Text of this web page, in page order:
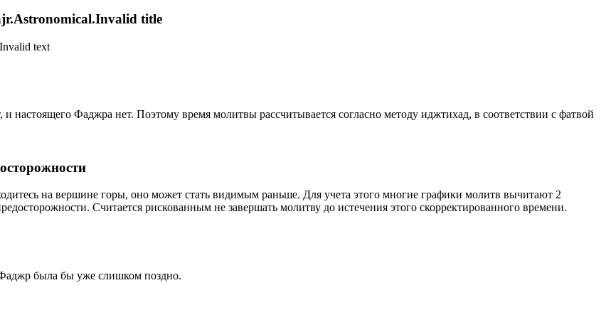
title
text
и настоящего Фаджра нет. Поэтому время молитвы рассчитывается согласно методу иджтихад, в соответствии с фатвой
на вершине горы, оно может стать видимым раньше. Для учета этого многие графики молитв вычитают 2
Считается рискованным не завершать молитву до истечения этого скорректированного времени.
была бы уже слишком поздно.